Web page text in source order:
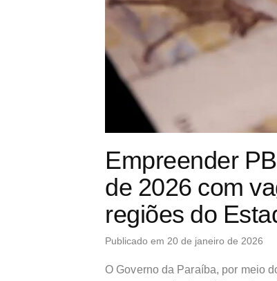
Empreender
de 2026 com
regiões do
Publicado em 20 de janeiro de 2026
O Governo da Paraíba, por meio